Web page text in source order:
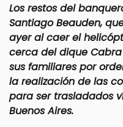
Los restos del
Santiago Beauden,
ayer al caer el
cerca del dique
sus familiares por
la realización de las
para ser trasladados
Buenos Aires.